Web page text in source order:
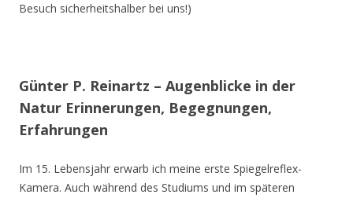
Besuch sicherheitshalber bei uns!)
Günter P. Reinartz – Augenblicke in der
Natur Erinnerungen, Begegnungen,
Erfahrungen
Im 15. Lebensjahr erwarb ich meine erste Spiegelreflex-
Kamera. Auch während des Studiums und im späteren